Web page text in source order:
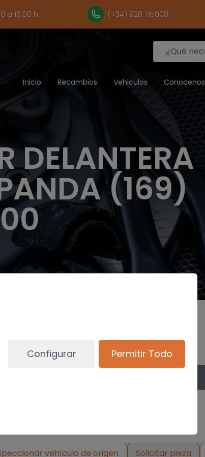
a 16.00 h (+34) 928 715008
Inicio Recambios Vehiculos Conocenos
DELANTERA
(169)
vehículo de origen Solicitar pieza
Configurar Permitir Todo